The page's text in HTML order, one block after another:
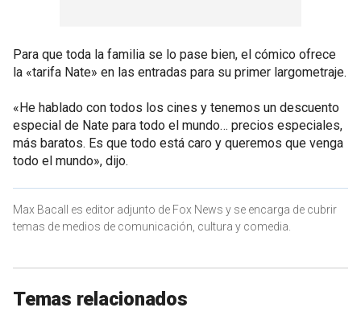
Para que toda la familia se lo pase bien, el cómico ofrece
la «tarifa Nate» en las entradas para su primer largometraje.
«He hablado con todos los cines y tenemos un descuento
especial de Nate para todo el mundo… precios especiales,
más baratos. Es que todo está caro y queremos que venga
todo el mundo», dijo.
Max Bacall es editor adjunto de Fox News y se encarga de cubrir
temas de medios de comunicación, cultura y comedia.
Temas relacionados